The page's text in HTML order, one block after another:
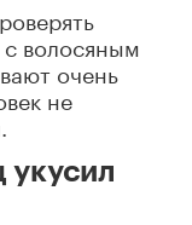
с волосяным
очень
не
укусил